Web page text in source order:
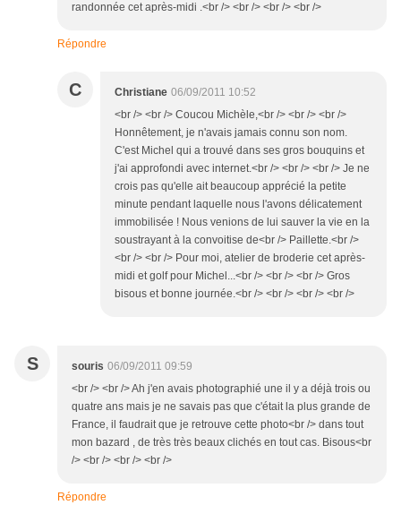
randonnée cet après-midi .<br /> <br /> <br /> <br />
Répondre
C Christiane 06/09/2011 10:52
<br /> <br /> Coucou Michèle,<br /> <br /> <br />
Honnêtement, je n'avais jamais connu son nom.
C'est Michel qui a trouvé dans ses gros bouquins et
j'ai approfondi avec internet.<br /> <br /> <br /> Je ne
crois pas qu'elle ait beaucoup apprécié la petite
minute pendant laquelle nous l'avons délicatement
immobilisée ! Nous venions de lui sauver la vie en la
soustrayant à la convoitise de<br /> Paillette.<br />
<br /> <br /> Pour moi, atelier de broderie cet après-
midi et golf pour Michel...<br /> <br /> <br /> Gros
bisous et bonne journée.<br /> <br /> <br /> <br />
S souris 06/09/2011 09:59
<br /> <br /> Ah j'en avais photographié une il y a déjà trois ou
quatre ans mais je ne savais pas que c'était la plus grande de
France, il faudrait que je retrouve cette photo<br /> dans tout
mon bazard , de très très beaux clichés en tout cas. Bisous<br
/> <br /> <br /> <br />
Répondre